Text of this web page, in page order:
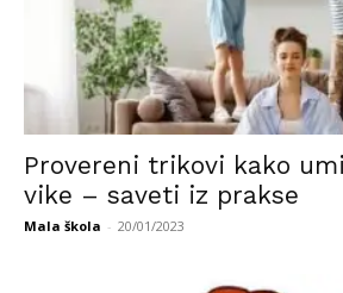
Provereni trikovi kako
vike – saveti iz prakse
Mala škola - 20/01/2023